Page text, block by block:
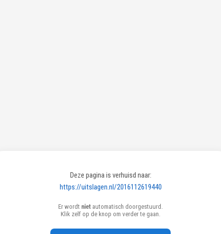
Deze pagina is verhuisd naar:
https://uitslagen.nl/2016112619440
Er wordt niet automatisch doorgestuurd.
Klik zelf op de knop om verder te gaan.